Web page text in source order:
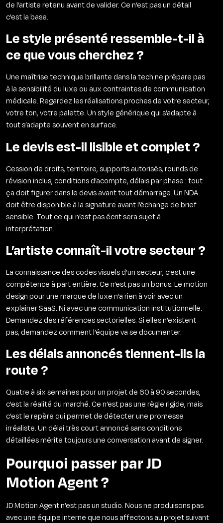
de l’artiste retenu avant de valider. Ce n’est pas un détail
c’est la base.
Le style présenté ressemble-t-il à
ce que vous cherchez ?
Une maîtrise technique brillante dans la tech ne prépare pas
à la sensibilité du luxe ou aux contraintes de communication
médicale. Regardez les réalisations proches de votre secteur,
votre ton, votre palette. Un style générique qui s’adapte à
tout s’adapte souvent en surface.
Le devis est-il lisible et complet ?
Cession de droits, territoire, supports autorisés, rounds de
révision inclus, conditions d’acompte, délais par phase : tout
ça doit figurer dans le devis avant tout démarrage. Un NDA
doit être disponible à la signature avant l’échange de brief
sensible. Tout ce qui n’est pas écrit sera sujet à
interprétation.
L’artiste connaît-il votre secteur ?
La connaissance des codes visuels d’un secteur, c’est une
compétence à part entière. Ce n’est pas un bonus. Le motion
design pour une marque de luxe n’a rien à voir avec un
explainer SaaS. Ni avec une communication institutionnelle.
Demandez des références sectorielles. Si elles n’existent
pas, demandez comment l’équipe va se documenter.
Les délais annoncés tiennent-ils la
route ?
Quatre à six semaines pour un projet de 60 à 90 secondes,
c’est la réalité du marché. Ce n’est pas une règle rigide, mais
c’est le repère qui permet de détecter une promesse
irréaliste. Un délai très court annoncé sans conditions
détaillées mérite toujours une conversation avant de signer.
Pourquoi passer par JD
Motion Agent ?
JD Motion Agent n’est pas un studio. Nous ne produisons pas
avec une équipe interne que nous affectons au projet suivant